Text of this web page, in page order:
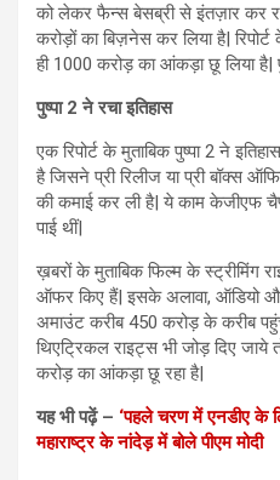
को लेकर फैन्स बेसब्री से इंतज़ार कर
करोड़ों का बिज़नेस कर लिया है|
ही 1000 करोड़ का आंकड़ा छू लिया है|
पुष्पा 2 ने रचा इतिहास
एक रिपोर्ट के मुताबिक पुष्पा 2 ने
है जिसने प्री रिलीज या प्री बॉक्स
की कमाई कर ली है| ये काम केजीएफ
पाई थीं|
ख़बरों के मुताबिक फिल्म के स्ट्रीमिंग
ऑफर किए हैं| इसके अलावा, ऑडियो
अमाउंट करीब 450 करोड़ के करीब
थिएट्रिकल राइट्स भी जोड़ दिए जाये
करोड़ का आंकड़ा छू रहा है|
यह भी पढ़ें – ‘पहले चरण में एनडीए के
महाराष्ट्र के नांदेड़ में बोले पीएम मोदी